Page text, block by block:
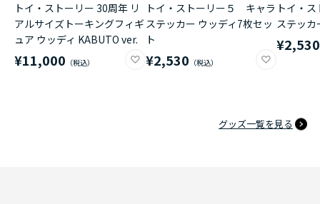
トイ・ストーリー 30周年 リ
アルサイズトーキングフィギ
ュア ウッディ KABUTO ver.
¥11,000
トイ・ストーリー５ キャラ
ステッカー ウッディ7枚セッ
ト
¥2,530
トイ・
ステッカ
¥2,530
グッズ一覧を見る